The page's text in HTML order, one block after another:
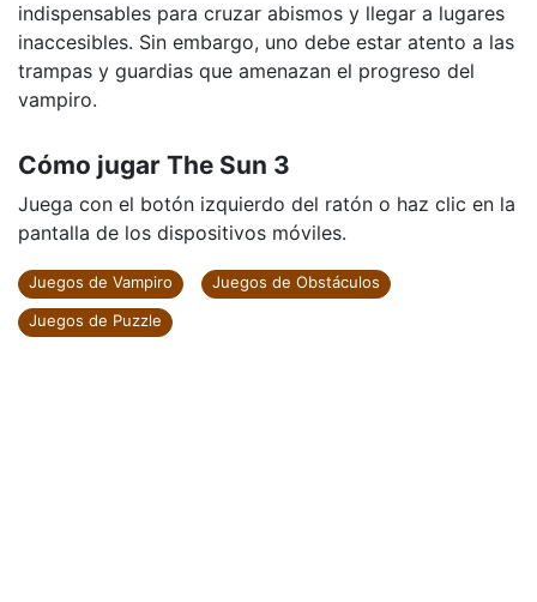
indispensables para cruzar abismos y llegar a lugares
inaccesibles. Sin embargo, uno debe estar atento a las
trampas y guardias que amenazan el progreso del
vampiro.
Cómo jugar The Sun 3
Juega con el botón izquierdo del ratón o haz clic en la
pantalla de los dispositivos móviles.
Juegos de Vampiro
Juegos de Obstáculos
Juegos de Puzzle